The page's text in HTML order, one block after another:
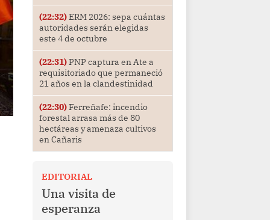
(22:32)ERM 2026: sepa cuántas
autoridades serán elegidas
este 4 de octubre
(22:31)PNP captura en Ate a
requisitoriado que permaneció
21 años en la clandestinidad
(22:30)Ferreñafe: incendio
forestal arrasa más de 80
hectáreas y amenaza cultivos
en Cañaris
EDITORIAL
Una visita de
esperanza